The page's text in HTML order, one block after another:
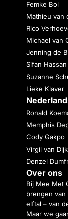
Femke Bol
Mathieu van
Rico
Michael van
Jenning de
Sifan Hassan
Suzanne
Lieke Klaver
Ronald
Memphis
Cody Gakpo
Virgil van Dijk
Denzel
Over ons
Bij Mee Met
brengen
elftal – van
Maar we